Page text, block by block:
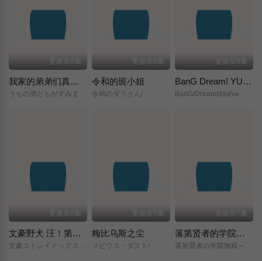
更新至6集
我家的弟弟们真是让您费心了
うちの弟どもがすみません/
更新至6集
令和的斑小姐
令和のダラさん/
更新至8集
BanG Dream! YUME∞MITA
BanG/Dream!/ゆめ∞みた/
更新至6集
文豪野犬 汪！第二季
文豪ストレイドッグス/わん！２/
更新至5集
梅比乌斯之尘
メビウス・ダスト/
更新至7集
落第贤者的学院无双～第二次转生的S级开外挂魔术师冒险录～
落第賢者の学院無双～二度目の転生、Sランクチート魔術師冒険録～/